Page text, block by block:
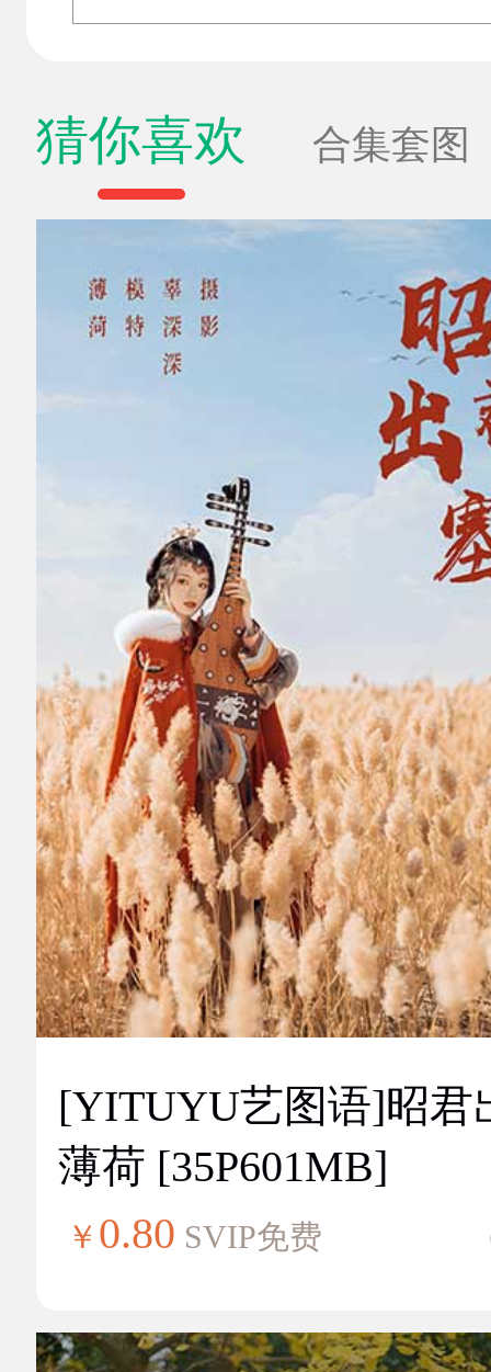
猜你喜欢 合集套图
[YITUYU艺图语]昭君
薄荷 [35P601MB]
￥ 0.80 SVIP免费